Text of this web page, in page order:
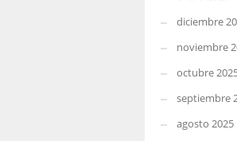
diciembre
noviembre
octubre
septiembre
agosto 2025